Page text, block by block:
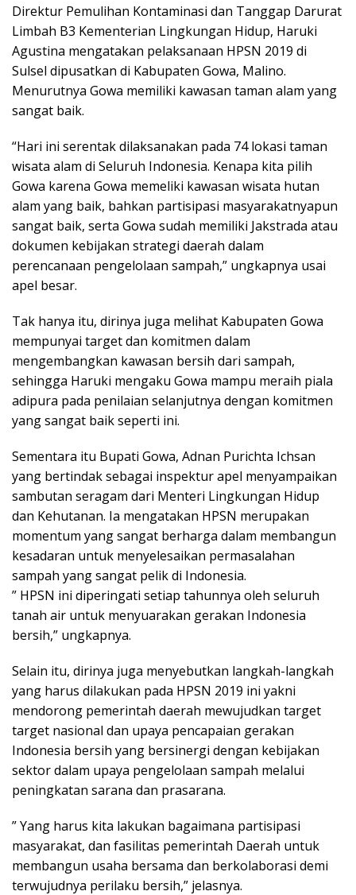
Direktur Pemulihan Kontaminasi dan Tanggap Darurat
Limbah B3 Kementerian Lingkungan Hidup, Haruki
Agustina mengatakan pelaksanaan HPSN 2019 di
Sulsel dipusatkan di Kabupaten Gowa, Malino.
Menurutnya Gowa memiliki kawasan taman alam yang
sangat baik.
“Hari ini serentak dilaksanakan pada 74 lokasi taman
wisata alam di Seluruh Indonesia. Kenapa kita pilih
Gowa karena Gowa memeliki kawasan wisata hutan
alam yang baik, bahkan partisipasi masyarakatnyapun
sangat baik, serta Gowa sudah memiliki Jakstrada atau
dokumen kebijakan strategi daerah dalam
perencanaan pengelolaan sampah,” ungkapnya usai
apel besar.
Tak hanya itu, dirinya juga melihat Kabupaten Gowa
mempunyai target dan komitmen dalam
mengembangkan kawasan bersih dari sampah,
sehingga Haruki mengaku Gowa mampu meraih piala
adipura pada penilaian selanjutnya dengan komitmen
yang sangat baik seperti ini.
Sementara itu Bupati Gowa, Adnan Purichta Ichsan
yang bertindak sebagai inspektur apel menyampaikan
sambutan seragam dari Menteri Lingkungan Hidup
dan Kehutanan. Ia mengatakan HPSN merupakan
momentum yang sangat berharga dalam membangun
kesadaran untuk menyelesaikan permasalahan
sampah yang sangat pelik di Indonesia.
” HPSN ini diperingati setiap tahunnya oleh seluruh
tanah air untuk menyuarakan gerakan Indonesia
bersih,” ungkapnya.
Selain itu, dirinya juga menyebutkan langkah-langkah
yang harus dilakukan pada HPSN 2019 ini yakni
mendorong pemerintah daerah mewujudkan target
target nasional dan upaya pencapaian gerakan
Indonesia bersih yang bersinergi dengan kebijakan
sektor dalam upaya pengelolaan sampah melalui
peningkatan sarana dan prasarana.
” Yang harus kita lakukan bagaimana partisipasi
masyarakat, dan fasilitas pemerintah Daerah untuk
membangun usaha bersama dan berkolaborasi demi
terwujudnya perilaku bersih,” jelasnya.